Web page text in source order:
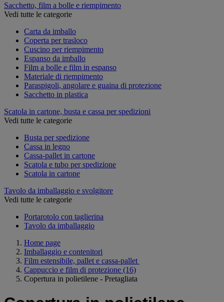
Sacchetto, film a bolle e riempimento
Vedi tutte le categorie
Carta da imballo
Coperta per trasloco
Cuscino per riempimento
Espanso da imballo
Film a bolle e film in espanso
Materiale di riempimento
Paraspigoli, angolare e guaina di protezione
Sacchetto in plastica
Scatola in cartone, busta e cassa per spedizioni
Vedi tutte le categorie
Busta per spedizione
Cassa in legno
Cassa-pallet in cartone
Scatola e tubo per spedizione
Scatola in cartone
Tavolo da imballaggio e svolgitore
Vedi tutte le categorie
Portarotolo con taglierina
Tavolo da imballaggio
Home page
Imballaggio e contenitori
Film estensibile, pallet e cassa-pallet
Cappuccio e film di protezione (16)
Copertura in polietilene - Pretagliata